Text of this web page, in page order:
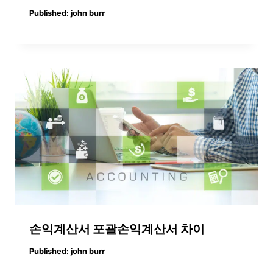
Published: john burr
손익계산서 포괄손익계산서 차이
Published: john burr